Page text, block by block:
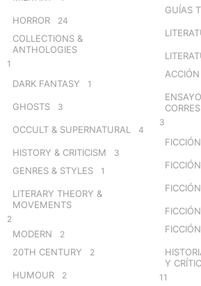
HORROR 24
COLLECTIONS &
ANTHOLOGIES
1
DARK FANTASY 1
GHOSTS 3
OCCULT & SUPERNATURAL 4
HISTORY & CRITICISM 3
GENRES & STYLES 1
LITERARY THEORY &
MOVEMENTS
2
MODERN 2
20TH CENTURY 2
HUMOUR 2
GUÍAS
3
Y
11